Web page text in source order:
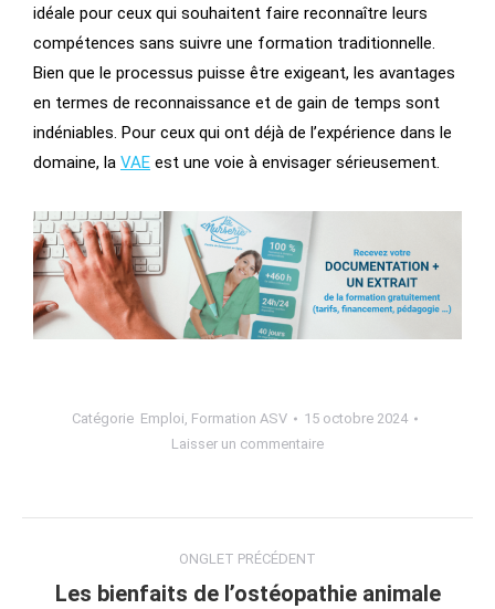
idéale pour ceux qui souhaitent faire reconnaître leurs
compétences sans suivre une formation traditionnelle.
Bien que le processus puisse être exigeant, les avantages
en termes de reconnaissance et de gain de temps sont
indéniables. Pour ceux qui ont déjà de l’expérience dans le
domaine, la VAE est une voie à envisager sérieusement.
Catégorie Emploi, Formation ASV
15 octobre 2024
Laisser un commentaire
ONGLET PRÉCÉDENT
Les bienfaits de l’ostéopathie animale